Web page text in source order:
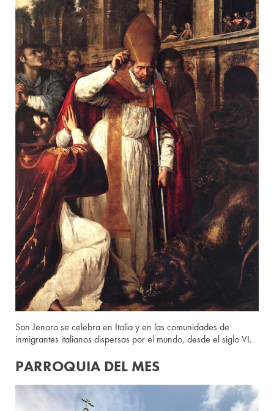
San Jenaro se celebra en Italia y en las comunidades de
inmigrantes italianos dispersas por el mundo, desde el siglo VI.
PARROQUIA DEL MES